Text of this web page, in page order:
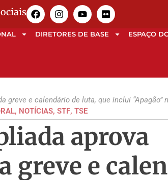
DIRETORES DE BASE ESPAÇO
greve e calendário de luta, que inclui “Apagão”
, NOTÍCIAS, STF, TSE
aprova
greve e